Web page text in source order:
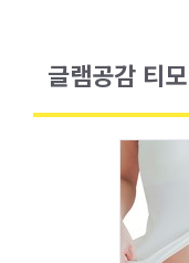
글램공감 티